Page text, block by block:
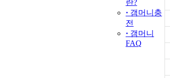
란?
· 갬머니충
전
· 갬머니
FAQ